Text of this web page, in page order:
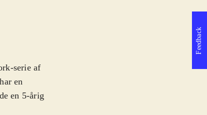
serie af
en
en 5-årig
Feedback